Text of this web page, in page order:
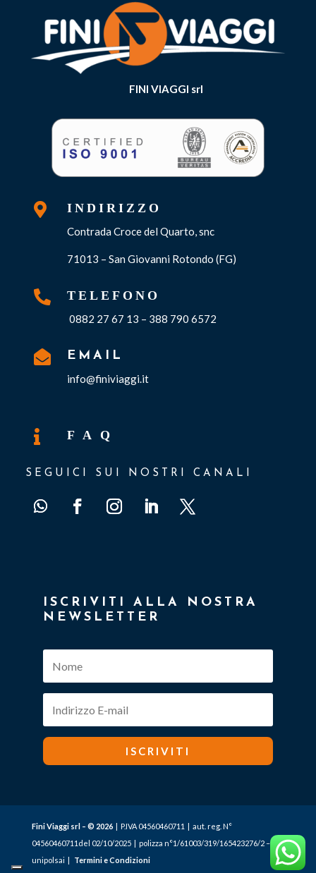
FINI VIAGGI srl
 INDIRIZZO
Contrada Croce del Quarto, snc
71013 – San Giovanni Rotondo (FG)
 TELEFONO
0882 27 67 13 – 388 790 6572
 EMAIL
info@finiviaggi.it
 F A Q
SEGUICI SUI NOSTRI CANALI
ISCRIVITI ALLA NOSTRA
NEWSLETTER
ISCRIVITI
Fini Viaggi srl – © 2026
| P.IVA 04560460711 | aut. reg. N°
04560460711del 02/10/2025 | polizza n°1/61003/319/165423276/2 –
unipolsai |
Termini e Condizioni